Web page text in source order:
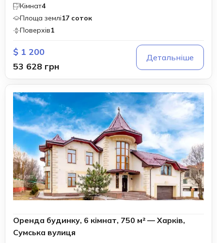
Кімнат4
Площа землі17 соток
Поверхів1
$ 1 200
53 628 грн
Детальніше
Оренда будинку, 6 кімнат, 750 м² — Харків,
Сумська вулиця